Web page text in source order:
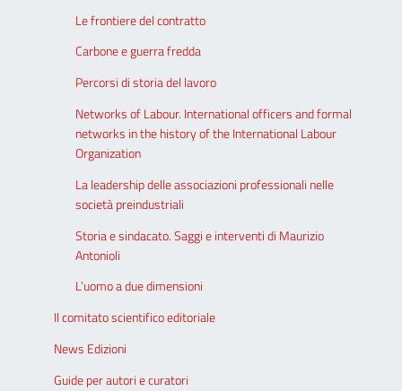
Le frontiere del contratto
Carbone e guerra fredda
Percorsi di storia del lavoro
Networks of Labour. International officers and formal
networks in the history of the International Labour
Organization
La leadership delle associazioni professionali nelle
società preindustriali
Storia e sindacato. Saggi e interventi di Maurizio
Antonioli
L’uomo a due dimensioni
Il comitato scientifico editoriale
News Edizioni
Guide per autori e curatori